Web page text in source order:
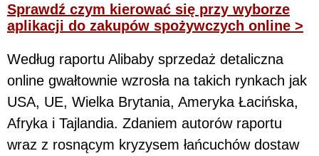
Sprawdź czym kierować się przy wyborze
aplikacji do zakupów spożywczych online >
Według raportu Alibaby sprzedaż detaliczna
online gwałtownie wzrosła na takich rynkach jak
USA, UE, Wielka Brytania, Ameryka Łacińska,
Afryka i Tajlandia. Zdaniem autorów raportu
wraz z rosnącym kryzysem łańcuchów dostaw